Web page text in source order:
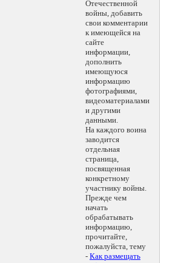
Отечественной
войны, добавить
свои комментарии
к имеющейся на
сайте
информации,
дополнить
имеющуюся
информацию
фотографиями,
видеоматериалами
и другими
данными.
На каждого воина
заводится
отдельная
страница,
посвященная
конкретному
участнику войны.
Прежде чем
начать
обрабатывать
информацию,
прочитайте,
пожалуйста, тему
- Как размещать